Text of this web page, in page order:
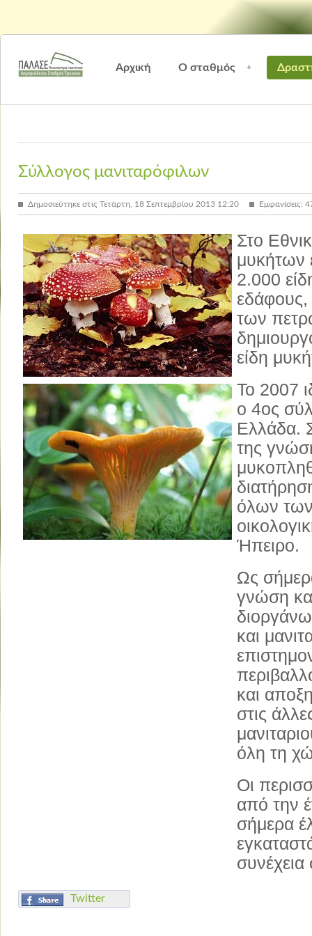
Αρχική Ο σταθμός
Σύλλογος μανιταρόφιλων
Δημοσιεύτηκε στις Τετάρτη, 18 Σεπτεμβρίου 2013 12:20 Εμφανίσεις:
Στο
μυκήτων
2.000
εδάφους,
των
είδη
Το 2007
ο 4ος
Ελλάδα.
της
όλων των
Ήπειρο.
Ως
γνώση
και
και
στις
όλη τη
Οι
από την
σήμερα
Twitter